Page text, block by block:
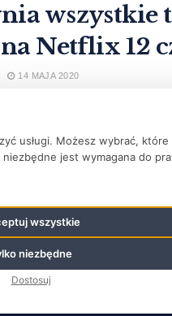
na Netflix 12
14 MAJA 2020
teaser oraz pierwsze zdjęcia
Cobena. ...
usługi. Możesz wybrać,
jest wymagana do
wszystkie
niezbędne
Dostosuj